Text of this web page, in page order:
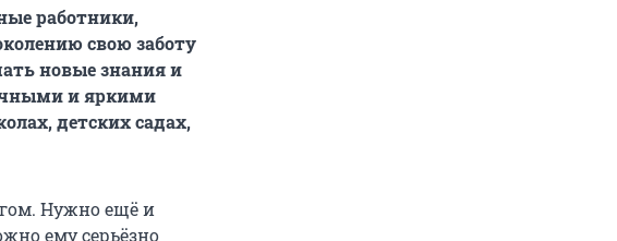
работники,
свою заботу
новые знания и
и яркими
детских садах,
Нужно ещё и
ему серьёзно